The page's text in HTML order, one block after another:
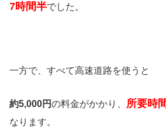
7時間半でした。
一方で、すべて高速道路を使うと
約5,000円の料金がかかり、 所要時
なります。